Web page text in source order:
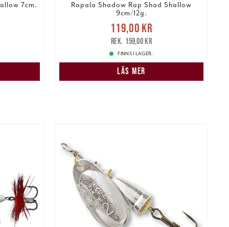
7cm.
Rapala Shadow Rap Shad Shallow
9cm/12g.
Nuvarande pris
Tidigare pris
119,00 kr
159,00 kr
FINNS I LAGER.
LÄS MER